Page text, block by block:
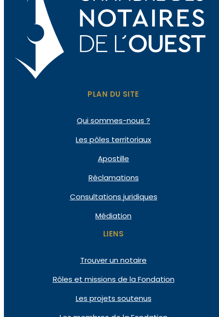
PLAN DU SITE
Quisommes-nous ?
Les pôles territoriaux
Apostille
Réclamations
Consultations juridiques
Médiation
LIENS
Trouver un notaire
Rôles et missions de la Fondation
Les projets soutenus